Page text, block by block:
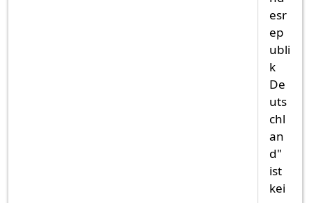
esr
ep
ubli
k
De
uts
chl
an
d"
ist
kei